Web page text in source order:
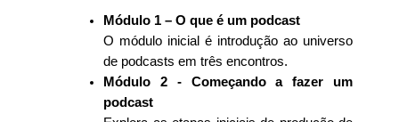
Módulo 1 – O que é um podcast
O módulo inicial é introdução ao universo
de podcasts em três encontros.
Módulo 2 - Começando a fazer um
podcast